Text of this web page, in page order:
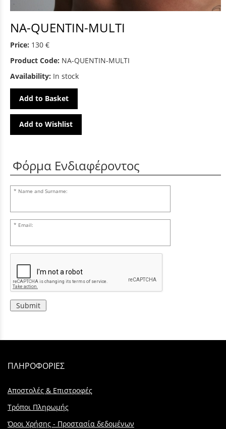
NA-QUENTIN-MULTI
Price: 130 €
Product Code: NA-QUENTIN-MULTI
Availability: In stock
Add to Basket
Add to Wishlist
Φόρμα Ενδιαφέροντος
Name and Surname:
Email:
Submit
ΠΛΗΡΟΦΟΡΙΕΣ
Αποστολές & Επιστροφές
Τρόποι Πληρωμής
Όροι Χρήσης - Προστασία δεδομένων